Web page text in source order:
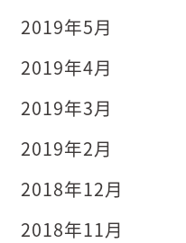
2019年5月
2019年4月
2019年3月
2019年2月
2018年12月
2018年11月